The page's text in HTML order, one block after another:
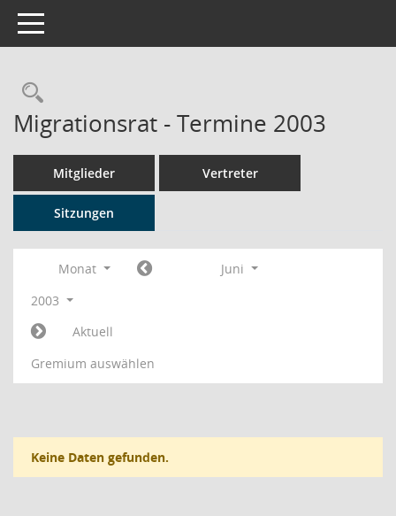
Toggle navigation
Rechercheauswahl
Migrationsrat - Termine 2003
Mitglieder Vertreter
Sitzungen
Monat
Juni
2003
Aktuell
Gremium auswählen
Keine Daten gefunden.